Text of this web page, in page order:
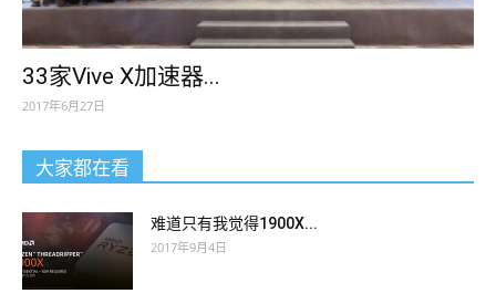
33家Vive X加速器...
2017年6月27日
大家都在看
难道只有我觉得1900X...
2017年9月4日